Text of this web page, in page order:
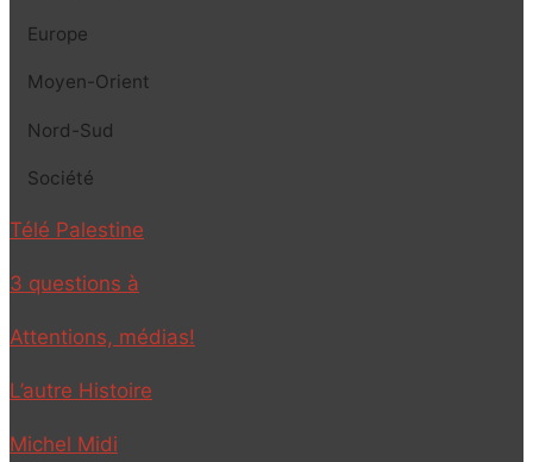
Europe
Moyen-Orient
Nord-Sud
Société
Télé Palestine
3 questions à
Attentions, médias!
L’autre Histoire
Michel Midi